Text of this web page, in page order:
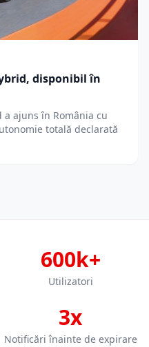
disponibil în
ajuns în România cu
totală declarată
600k+
Utilizatori
3x
Notificări înainte de expirare